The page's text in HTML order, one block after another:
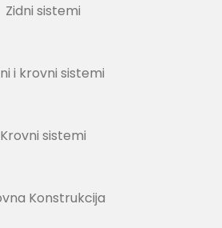
Zidni sistemi
i krovni sistemi
Krovni sistemi
Konstrukcija